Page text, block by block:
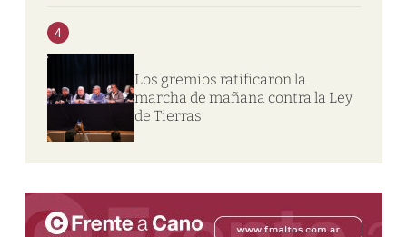
4
Los gremios ratificaron la
marcha de mañana contra la Ley
de Tierras